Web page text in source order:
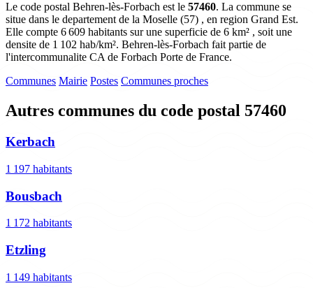
Le code postal Behren-lès-Forbach est le 57460. La commune se
situe dans le departement de la Moselle (57) , en region Grand Est.
Elle compte 6 609 habitants sur une superficie de 6 km² , soit une
densite de 1 102 hab/km². Behren-lès-Forbach fait partie de
l'intercommunalite CA de Forbach Porte de France.
Communes Mairie Postes Communes proches
Autres communes du code postal 57460
Kerbach
1 197 habitants
Bousbach
1 172 habitants
Etzling
1 149 habitants